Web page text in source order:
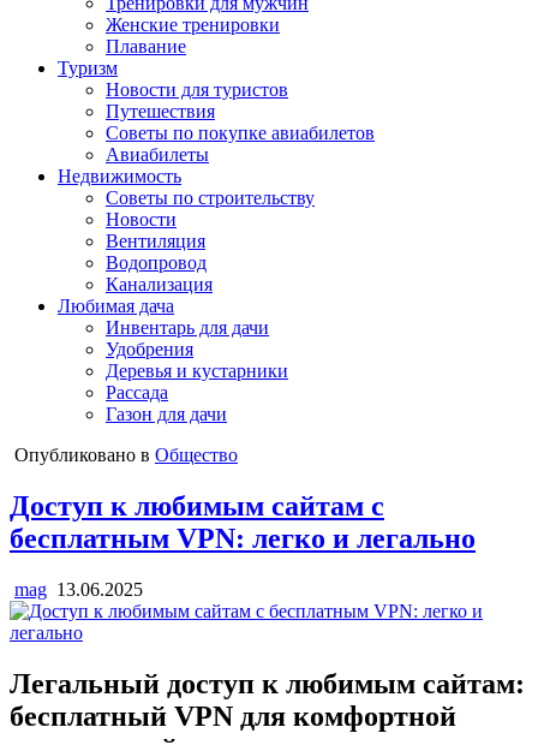
Женские тренировки
Плавание
Туризм
Новости для туристов
Путешествия
Советы по покупке авиабилетов
Авиабилеты
Недвижимость
Советы по строительству
Новости
Вентиляция
Водопровод
Канализация
Любимая дача
Инвентарь для дачи
Удобрения
Деревья и кустарники
Рассада
Газон для дачи
Опубликовано в Общество
Доступ к любимым сайтам с
бесплатным VPN: легко и легально
mag 13.06.2025
Легальный доступ к любимым сайтам:
бесплатный VPN для комфортной